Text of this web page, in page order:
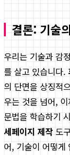
결론: 기술
우리는 기술과 감
를 살고 있습니다.
의 단면을 상징적
우는 것을 넘어,
문법을 학습하기
세페이지 제작 도
어, 기술이 어떻게